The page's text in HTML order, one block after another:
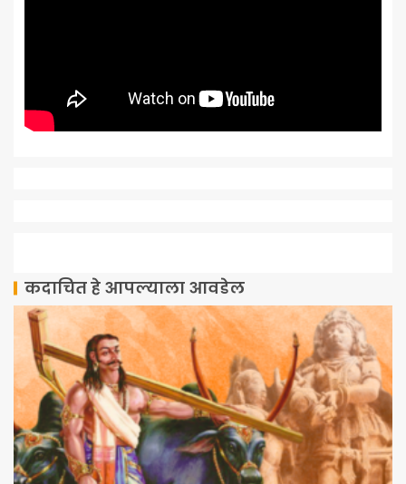
कदाचित हे आपल्याला आवडेल